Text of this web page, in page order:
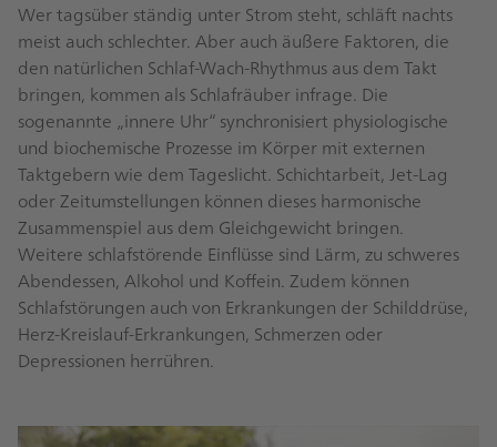
Wer tagsüber ständig unter Strom steht, schläft nachts
meist auch schlechter. Aber auch äußere Faktoren, die
den natürlichen Schlaf-Wach-Rhythmus aus dem Takt
bringen, kommen als Schlafräuber infrage. Die
sogenannte „innere Uhr“ synchronisiert physiologische
und biochemische Prozesse im Körper mit externen
Taktgebern wie dem Tageslicht. Schichtarbeit, Jet-Lag
oder Zeitumstellungen können dieses harmonische
Zusammenspiel aus dem Gleichgewicht bringen.
Weitere schlafstörende Einflüsse sind Lärm, zu schweres
Abendessen, Alkohol und Koffein. Zudem können
Schlafstörungen auch von Erkrankungen der Schilddrüse,
Herz-Kreislauf-Erkrankungen, Schmerzen oder
Depressionen herrühren.